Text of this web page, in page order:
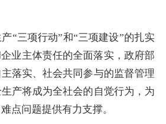
三项行动”和“三项建设”的扎实
业主体责任的全面落实，政府部
落实、社会共同参与的监督管理
产将成为全社会的自觉行为，为
点问题提供有力支撑。